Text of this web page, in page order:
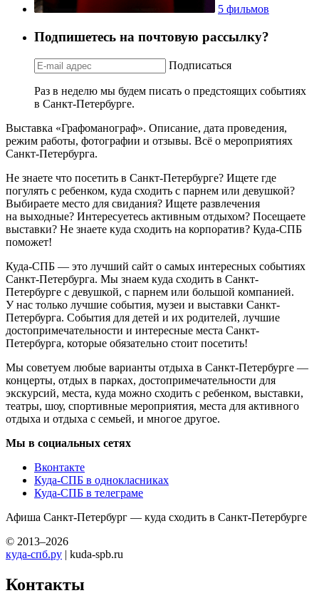
5 фильмов
Подпишетесь на почтовую рассылку?
Подписаться
Раз в неделю мы будем писать о предстоящих событиях
в Санкт-Петербурге.
Выставка «Графоманограф». Описание, дата проведения,
режим работы, фотографии и отзывы. Всё о мероприятиях
Санкт-Петербурга.
Не знаете что посетить в Санкт-Петербурге? Ищете где
погулять с ребенком, куда сходить с парнем или девушкой?
Выбираете место для свидания? Ищете развлечения
на выходные? Интересуетесь активным отдыхом? Посещаете
выставки? Не знаете куда сходить на корпоратив? Куда-СПБ
поможет!
Куда-СПБ — это лучший сайт о самых интересных событиях
Санкт-Петербурга. Мы знаем куда сходить в Санкт-
Петербурге с девушкой, с парнем или большой компанией.
У нас только лучшие события, музеи и выставки Санкт-
Петербурга. События для детей и их родителей, лучшие
достопримечательности и интересные места Санкт-
Петербурга, которые обязательно стоит посетить!
Мы советуем любые варианты отдыха в Санкт-Петербурге —
концерты, отдых в парках, достопримечательности для
экскурсий, места, куда можно сходить с ребенком, выставки,
театры, шоу, спортивные мероприятия, места для активного
отдыха и отдыха с семьей, и многое другое.
Мы в социальных сетях
Вконтакте
Куда-СПБ в однокласниках
Куда-СПБ в телеграме
Афиша Санкт-Петербург — куда сходить в Санкт-Петербурге
© 2013–2026
куда-спб.ру | kuda-spb.ru
Контакты